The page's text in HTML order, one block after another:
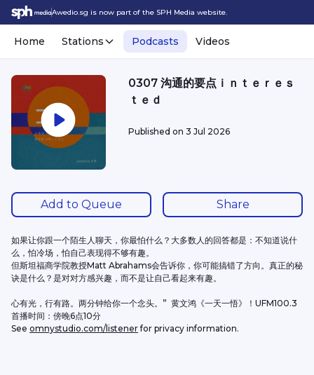
Awedio.sg is now part of the SPH Media website.
Home Stations Podcasts Videos
0307 沟通的要点ｉｎｔｅｒｅｓ
ｔｅｄ
Published on 3 Jul 2026
Add to Queue Share
如果让你跟一个陌生人聊天，你最怕什么？大多数人的回答都是：不知道说什
么，怕冷场，怕自己表现得不够有趣。
但斯坦福商学院教授Matt Abrahams会告诉你，你可能搞错了方向。真正的秘
诀是什么？是对对方感兴趣，而不是让自己看起来有趣。
心有光，行有路。两分钟给你一个念头。”  黄文鸿《一天一悟》！UFM100.3
首播时间：傍晚6点10分
See omnystudio.com/listener for privacy information.